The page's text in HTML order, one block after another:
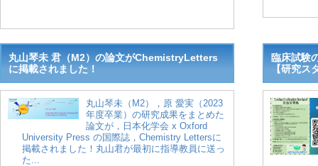
丸山琴未 君（M2）の論文がChemistryLetters
に掲載されました！
丸山琴未（M2），原 愛実（2023
年度卒業）の研究成果をまとめた
論文が，日本化学会 x Oxford
University Press の国際誌，Chemistry Lettersに
掲載されました！丸山君が最初に指導教員に送っ
た...
臨床試験
【研究ス